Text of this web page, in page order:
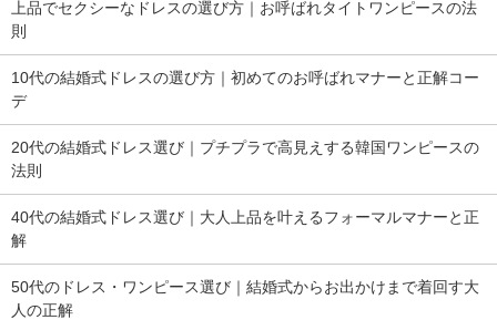
上品でセクシーなドレスの選び方｜お呼ばれタイトワンピースの法
則
10代の結婚式ドレスの選び方｜初めてのお呼ばれマナーと正解コー
デ
20代の結婚式ドレス選び｜プチプラで高見えする韓国ワンピースの
法則
40代の結婚式ドレス選び｜大人上品を叶えるフォーマルマナーと正
解
50代のドレス・ワンピース選び｜結婚式からお出かけまで着回す大
人の正解